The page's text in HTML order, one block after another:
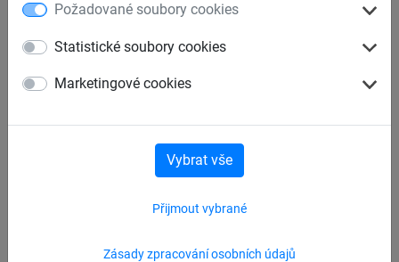
Požadované soubory cookies
Statistické soubory cookies
Marketingové cookies
Zásady zpracování osobních údajů
Přijmout vybrané
Vybrat vše
Krycí síť pro přívěsy, PP 3 mm,
oko: 45 mm